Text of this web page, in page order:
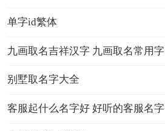
单字id繁体
九画取名吉祥汉字 九画取名常用字
别墅取名字大全
客服起什么名字好 好听的客服名字